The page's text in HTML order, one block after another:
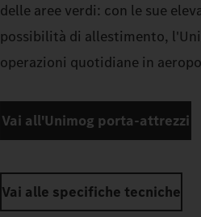
delle aree verdi: con le sue
possibilità di allestimento,
operazioni quotidiane in
Vai all'Unimog porta-attrezzi
Vai alle specifiche tecniche